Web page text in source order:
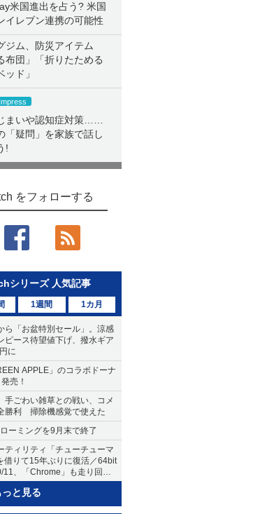
米国進出を占う? 米国
イレブン連携の可能性
ジム、防災アイテム
布団」「折りたためる
ッド」
まいや認知症対策……
「疑問」を家族で話し
!
をフォローする
シリーズ 人気記事
1週間 1カ月
ら「お盆特別セール」。涼感
ピース待望値下げ、撥水ギア
に
APPLE」のコラボドーナ
売！
手ごわい雑草との戦い、コメ
勝利 掃除機感覚で使えた
ーミングを9月末で終了
ティリティ「チューチューマ
借りて15年ぶりに復活／64bit
11、「Chrome」も走り回
年末まで500円
っと見る